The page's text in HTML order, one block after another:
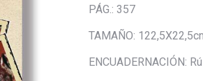
PÁG.: 357
TAMAÑO:
ENCUADERNACIÓN: